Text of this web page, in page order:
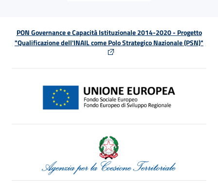
PON Governance e Capacità Istituzionale 2014-2020 - Progetto
"Qualificazione dell'INAIL come Polo Strategico Nazionale (PSN)"